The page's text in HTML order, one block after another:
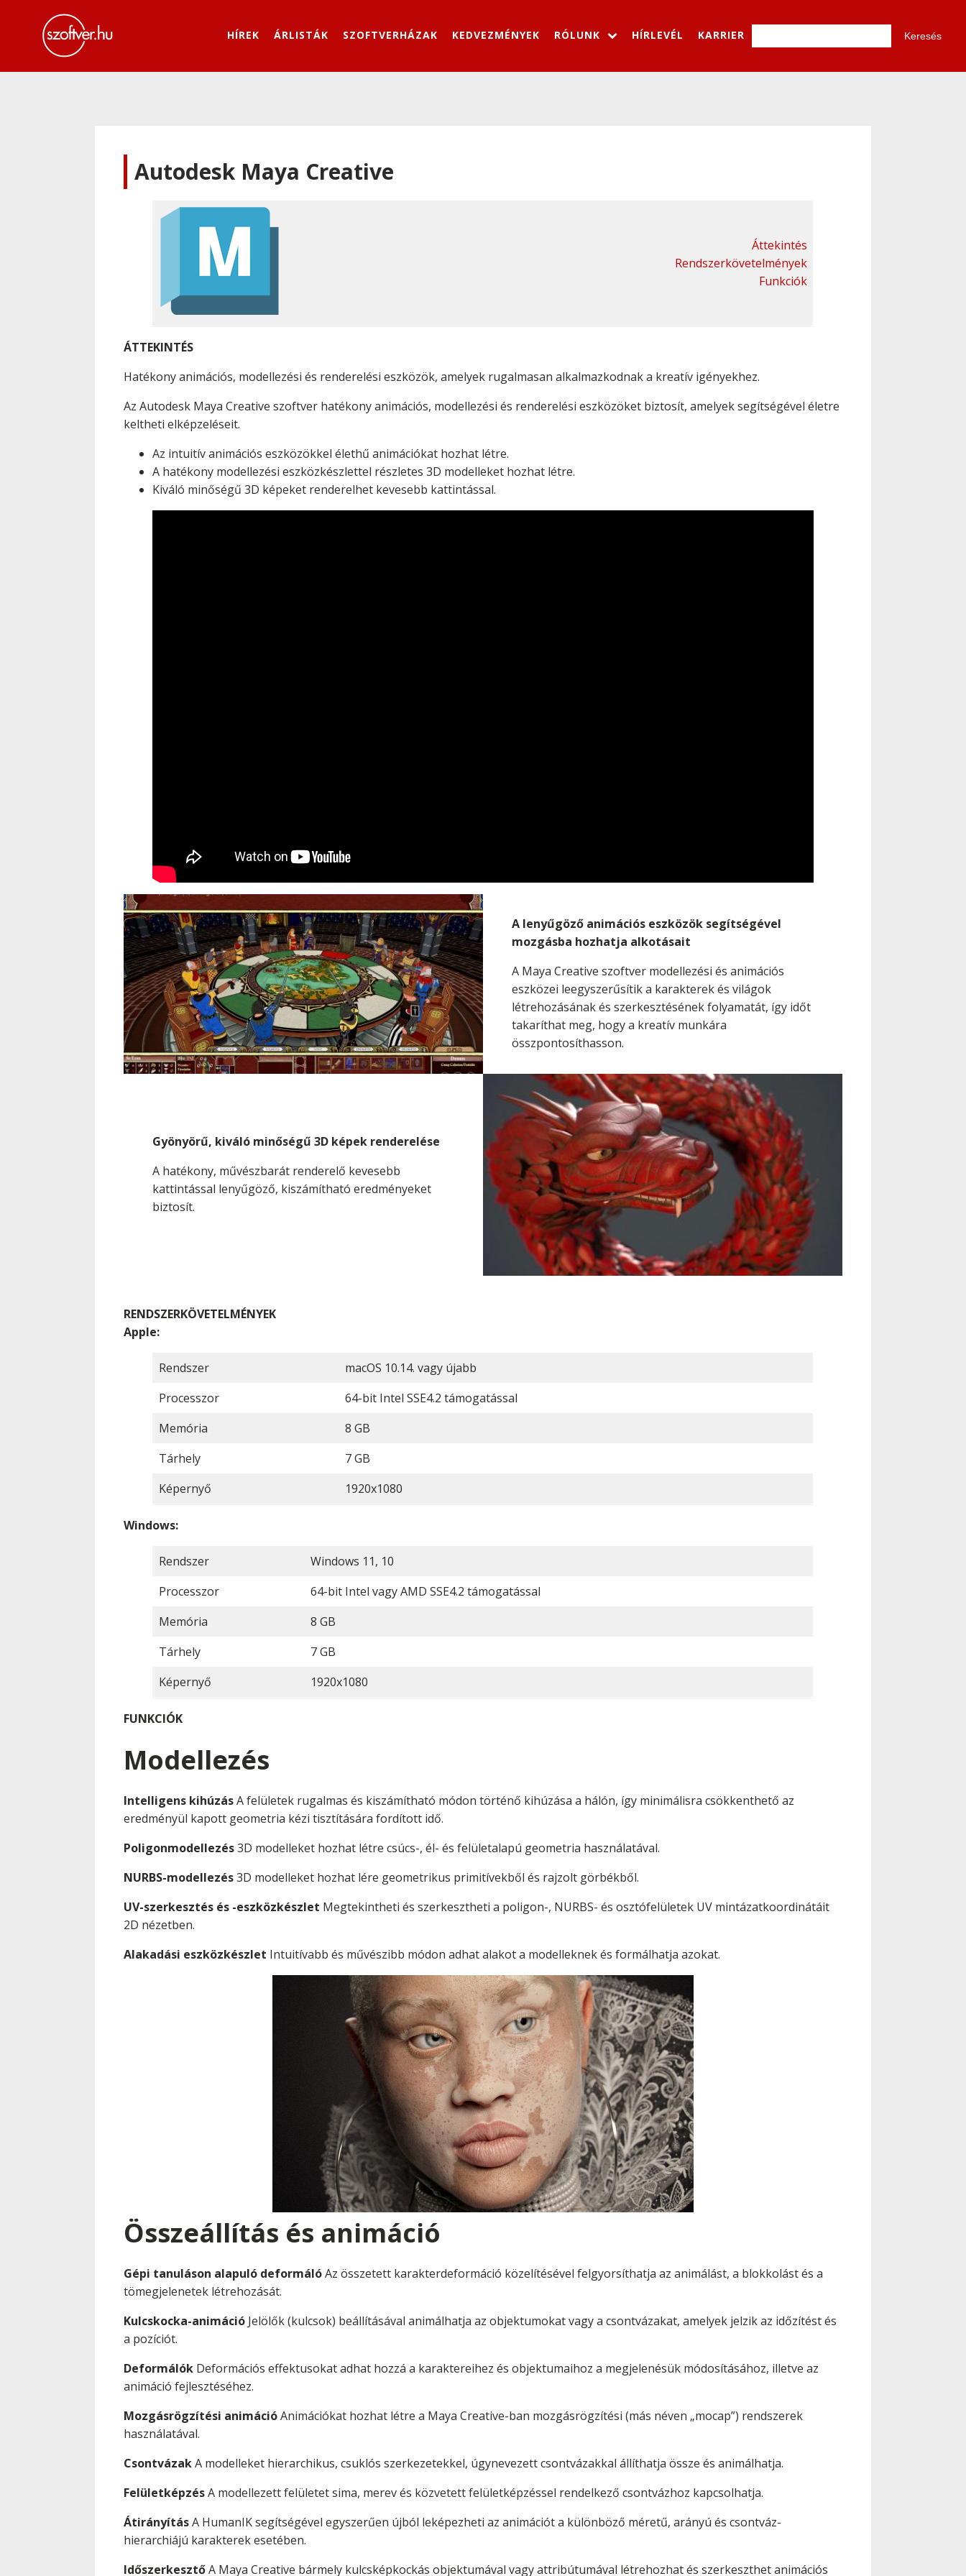
HÍREK ÁRLISTÁK SZOFTVERHÁZAK KEDVEZMÉNYEK RÓLUNK HÍRLEVÉL KARRIER
Autodesk Maya Creative
Áttekintés
Rendszerkövetelmények
Funkciók
ÁTTEKINTÉS
Hatékony animációs, modellezési és renderelési eszközök, amelyek rugalmasan alkalmazkodnak a kreatív igényekhez.
Az Autodesk Maya Creative szoftver hatékony animációs, modellezési és renderelési eszközöket biztosít, amelyek segítségével életre
keltheti elképzeléseit.
Az intuitív animációs eszközökkel élethű animációkat hozhat létre.
A hatékony modellezési eszközkészlettel részletes 3D modelleket hozhat létre.
Kiváló minőségű 3D képeket renderelhet kevesebb kattintással.
A lenyűgöző animációs eszközök segítségével
mozgásba hozhatja alkotásait
A Maya Creative szoftver modellezési és animációs
eszközei leegyszerűsítik a karakterek és világok
létrehozásának és szerkesztésének folyamatát, így időt
takaríthat meg, hogy a kreatív munkára
összpontosíthasson.
Gyönyörű, kiváló minőségű 3D képek renderelése
A hatékony, művészbarát renderelő kevesebb
kattintással lenyűgöző, kiszámítható eredményeket
biztosít.
RENDSZERKÖVETELMÉNYEK
Apple:
Rendszer
macOS 10.14. vagy újabb
Processzor
64-bit Intel SSE4.2 támogatással
Memória
8 GB
Tárhely
7 GB
Képernyő
1920x1080
Windows:
Rendszer
Windows 11, 10
Processzor
64-bit Intel vagy AMD SSE4.2 támogatással
Memória
8 GB
Tárhely
7 GB
Képernyő
1920x1080
FUNKCIÓK
Modellezés
Intelligens kihúzásA felületek rugalmas és kiszámítható módon történő kihúzása a hálón, így minimálisra csökkenthető az
eredményül kapott geometria kézi tisztítására fordított idő.
Poligonmodellezés3D modelleket hozhat létre csúcs-, él- és felületalapú geometria használatával.
NURBS-modellezés3D modelleket hozhat lére geometrikus primitívekből és rajzolt görbékből.
UV-szerkesztés és -eszközkészlet Megtekintheti és szerkesztheti a poligon-, NURBS- és osztófelületek UV mintázatkoordinátáit
2D nézetben.
Alakadási eszközkészlet Intuitívabb és művészibb módon adhat alakot a modelleknek és formálhatja azokat.
Összeállítás és animáció
Gépi tanuláson alapuló deformálóAz összetett karakterdeformáció közelítésével felgyorsíthatja az animálást, a blokkolást és a
tömegjelenetek létrehozását.
Kulcskocka-animáció Jelölők (kulcsok) beállításával animálhatja az objektumokat vagy a csontvázakat, amelyek jelzik az időzítést és
a pozíciót.
Deformálók Deformációs effektusokat adhat hozzá a karaktereihez és objektumaihoz a megjelenésük módosításához, illetve az
animáció fejlesztéséhez.
Mozgásrögzítési animációAnimációkat hozhat létre a Maya Creative-ban mozgásrögzítési (más néven „mocap”) rendszerek
használatával.
CsontvázakA modelleket hierarchikus, csuklós szerkezetekkel, úgynevezett csontvázakkal állíthatja össze és animálhatja.
FelületképzésA modellezett felületet sima, merev és közvetett felületképzéssel rendelkező csontvázhoz kapcsolhatja.
ÁtirányításA HumanIK segítségével egyszerűen újból leképezheti az animációt a különböző méretű, arányú és csontváz-
hierarchiájú karakterek esetében.
IdőszerkesztőA Maya Creative bármely kulcsképkockás objektumával vagy attribútumával létrehozhat és szerkeszthet animációs